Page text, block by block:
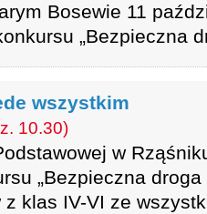
Bosewie 11
„Bezpieczna
wszystkim
10.30)
w
„Bezpieczna droga
z klas IV-VI ze